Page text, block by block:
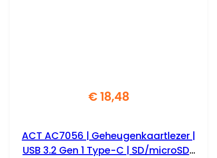
€18,48
ACT AC7056 | Geheugenkaartlezer |
USB 3.2 Gen 1 Type-C | SD/microSD |